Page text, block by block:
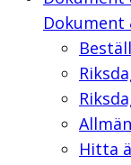
Dokument
Hitta